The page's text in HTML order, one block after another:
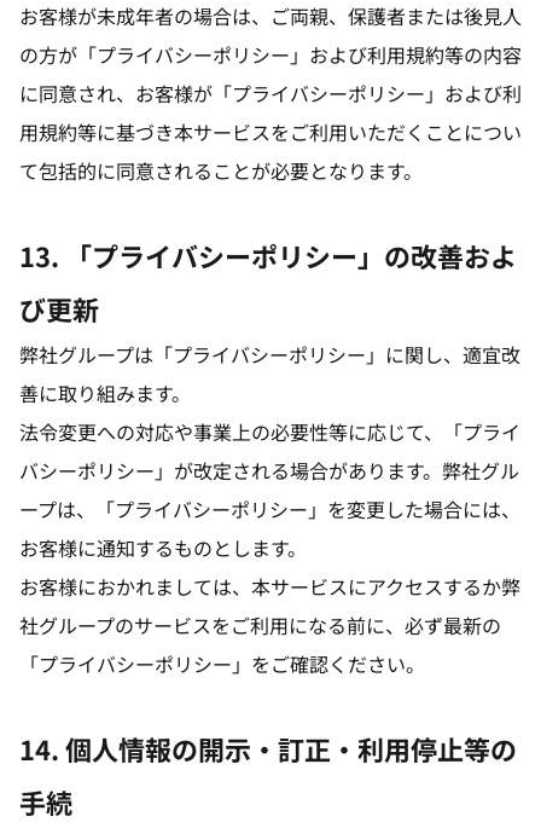
お客様が未成年者の場合は、ご両親、保護者または後見人
の方が「プライバシーポリシー」および利用規約等の内容
に同意され、お客様が「プライバシーポリシー」および利
用規約等に基づき本サービスをご利用いただくことについ
て包括的に同意されることが必要となります。
13. 「プライバシーポリシー」の改善およ
び更新
弊社グループは「プライバシーポリシー」に関し、適宜改
善に取り組みます。
法令変更への対応や事業上の必要性等に応じて、「プライ
バシーポリシー」が改定される場合があります。弊社グル
ープは、「プライバシーポリシー」を変更した場合には、
お客様に通知するものとします。
お客様におかれましては、本サービスにアクセスするか弊
社グループのサービスをご利用になる前に、必ず最新の
「プライバシーポリシー」をご確認ください。
14. 個人情報の開示・訂正・利用停止等の
手続